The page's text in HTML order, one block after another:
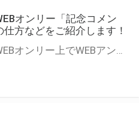
オンリー「記念コメン
仕方などをご紹介します！
とらのあなWEBオンリー上でWEBアンソロジーが作成できる「記念コメント」について、その使い方や作成手順を解説します！ 支援タイプを「サークル参加型」「サークル参加型・マルシェ(イベント会場)機能付き」でお申し込みいただいている主催者様はぜひご活用ください♪ とらのあなWEBオンリーサイトはこちら